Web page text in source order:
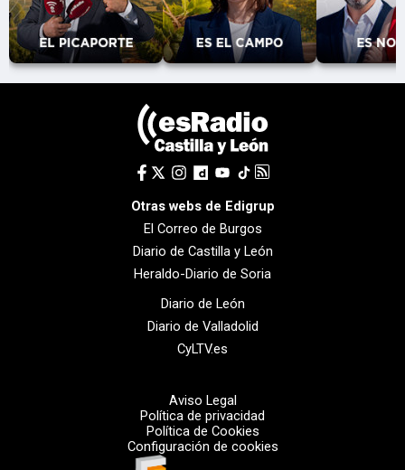
Otras webs de Edigrup
El Correo de Burgos
Diario de Castilla y León
Heraldo-Diario de Soria
Diario de León
Diario de Valladolid
CyLTV.es
Aviso Legal
Política de privacidad
Política de Cookies
Configuración de cookies